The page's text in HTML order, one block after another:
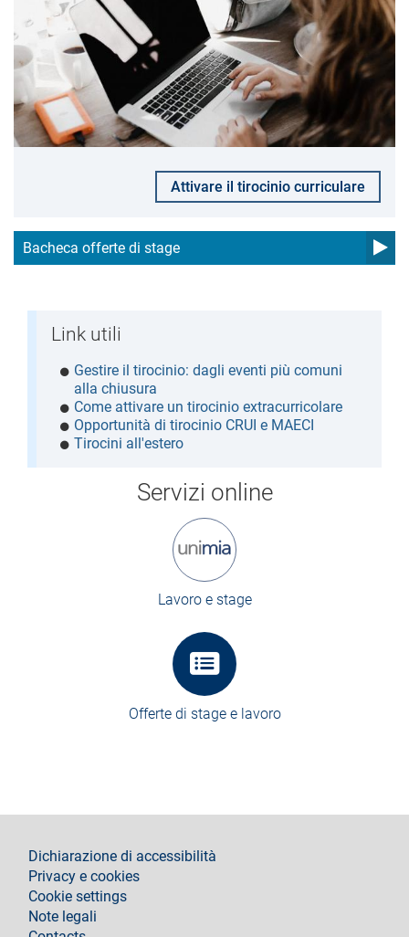
Attivare il tirocinio curriculare
Bacheca offerte di stage
Link utili
Gestire il tirocinio: dagli eventi più comuni
alla chiusura
Come attivare un tirocinio extracurricolare
Opportunità di tirocinio CRUI e MAECI
Tirocini all'estero
Servizi online
Lavoro e stage
Offerte di stage e lavoro
footer
Dichiarazione di accessibilità
Privacy e cookies
Cookie settings
Note legali